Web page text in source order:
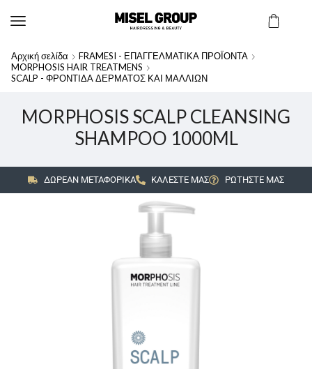
Αρχική σελίδα
FRAMESI - ΕΠΑΓΓΕΛΜΑΤΙΚΑ ΠΡΟΪΟΝΤΑ
MORPHOSIS HAIR TREATMENS
SCALP - ΦΡΟΝΤΙΔΑ ΔΕΡΜΑΤΟΣ ΚΑΙ ΜΑΛΛΙΩΝ
MORPHOSIS SCALP CLEANSING
SHAMPOO 1000ML
ΔΩΡΕΑΝ ΜΕΤΑΦΟΡΙΚΑ ΚΑΛΕΣΤΕ ΜΑΣ ΡΩΤΗΣΤΕ ΜΑΣ